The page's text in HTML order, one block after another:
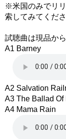
※米国のみでリ
索してみてくださ
試聴曲は現品か
A1 Barney
A2 Salvation
A3 The Ballad
A4 Mama Rain